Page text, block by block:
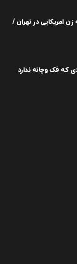
زن امریکایی در تهران /
که فک وچانه ندارد